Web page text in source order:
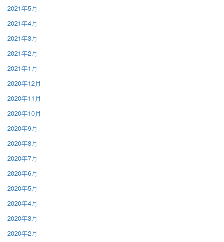
2021年5月
2021年4月
2021年3月
2021年2月
2021年1月
2020年12月
2020年11月
2020年10月
2020年9月
2020年8月
2020年7月
2020年6月
2020年5月
2020年4月
2020年3月
2020年2月